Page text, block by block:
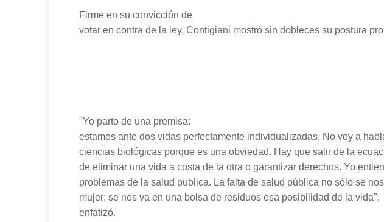
Firme en su convicción de
votar en contra de la ley, Contigiani mostró sin dobleces su postura
"Yo parto de una premisa:
estamos ante dos vidas perfectamente individualizadas. No voy a
ciencias biológicas porque es una obviedad. Hay que salir de la
de eliminar una vida a costa de la otra o garantizar derechos. Yo
problemas de la salud publica. La falta de salud pública no sólo se
mujer: se nos va en una bolsa de residuos esa posibilidad de la vida",
enfatizó.